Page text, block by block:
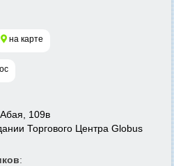
на карте
109в
Торгового Центра Globus
: